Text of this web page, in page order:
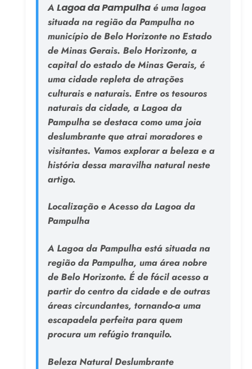
ALagoa da Pampulha é uma lagoa
situada na região da Pampulha no
município de Belo Horizonte no Estado
de Minas Gerais. Belo Horizonte, a
capital do estado de Minas Gerais, é
uma cidade repleta de atrações
culturais e naturais. Entre os tesouros
naturais da cidade, a Lagoa da
Pampulha se destaca como uma joia
deslumbrante que atrai moradores e
visitantes. Vamos explorar a beleza e a
história dessa maravilha natural neste
artigo.
Localização e Acesso da Lagoa da
Pampulha
A Lagoa da Pampulha está situada na
região da Pampulha, uma área nobre
de Belo Horizonte. É de fácil acesso a
partir do centro da cidade e de outras
áreas circundantes, tornando-a uma
escapadela perfeita para quem
procura um refúgio tranquilo.
Beleza Natural Deslumbrante